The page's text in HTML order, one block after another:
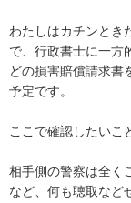
わたしはカチンとき
で、行政書士に一方
どの損害賠償請求書
予定です。
ここで確認したいこ
相手側の警察は全く
など、何も聴取など